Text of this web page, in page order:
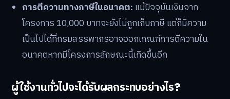
การตีความทางภาษีในอนาคต: แม้ปัจจุบันเงินจาก
โครงการ 10,000 บาทจะยังไม่ถูกเก็บภาษี แต่ก็มีความ
เป็นไปได้ที่กรมสรรพากรอาจออกเกณฑ์การตีความใน
อนาคตหากมีโครงการลักษณะนี้เกิดขึ้นอีก
ผู้ใช้งานทั่วไปจะได้รับผลกระทบอย่างไร?